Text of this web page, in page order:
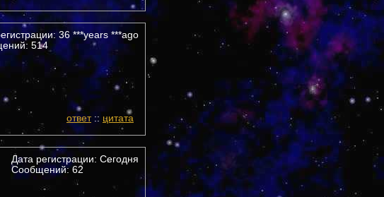
36 ***years ***ago
514
ответ:: цитата
Дата регистрации: Сегодня
Сообщений: 62